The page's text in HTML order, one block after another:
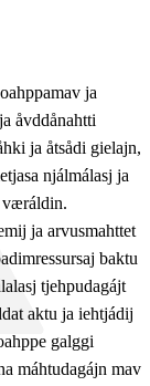
ja
åvddånahtti
ja åtsådi gielajn,
njálmálasj ja
væráldin.
ja arvusmahttet
baktu
tjehpudagájt
aktu ja iehtjádij
galggi
máhtudagájn mav